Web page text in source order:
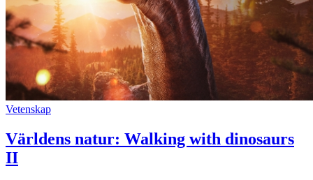
Vetenskap
Världens natur: Walking with dinosaurs
II